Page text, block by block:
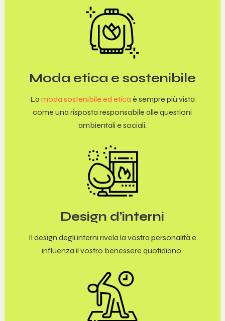
Moda etica e sostenibile
La moda sostenibile ed etica è sempre più vista
come una risposta responsabile alle questioni
ambientali e sociali.
Design d’interni
Il design degli interni rivela la vostra personalità e
influenza il vostro benessere quotidiano.